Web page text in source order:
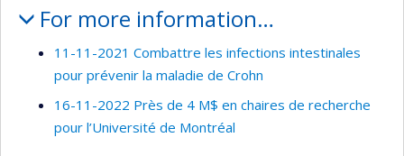
For more information…
11-11-2021 Combattre les infections intestinales
pour prévenir la maladie de Crohn
16-11-2022 Près de 4 M$ en chaires de recherche
pour l’Université de Montréal